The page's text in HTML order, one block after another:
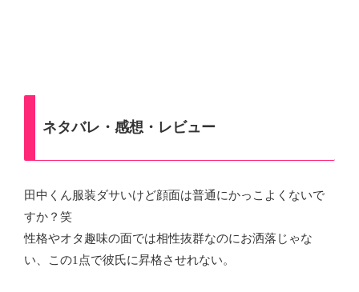
ネタバレ・感想・レビュー
田中くん服装ダサいけど顔面は普通にかっこよくないで
すか？笑
性格やオタ趣味の面では相性抜群なのにお洒落じゃな
い、この1点で彼氏に昇格させれない。